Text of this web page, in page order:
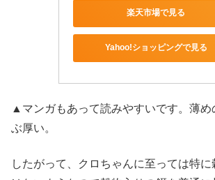
楽天市場で見る
Yahoo!ショッピングで見る
▲マンガもあって読みやすいです。薄め
ぶ厚い。
したがって、クロちゃんに至っては特